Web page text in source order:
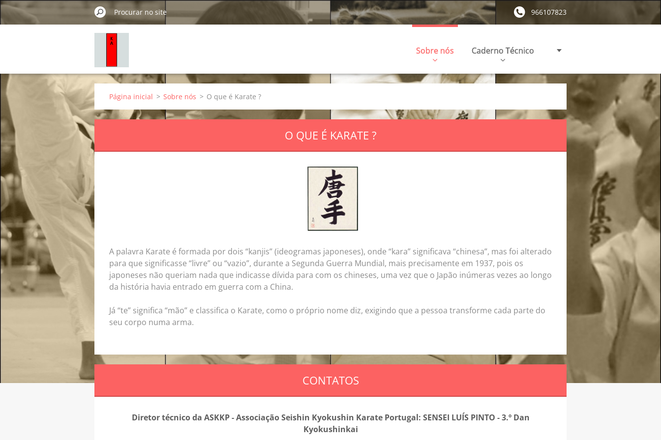
966107823
Sobre nós Caderno Técnico
Página inicial > Sobre nós > O que é Karate ?
O QUE É KARATE ?
A palavra Karate é formada por dois “kanjis” (ideogramas japoneses), onde “kara” significava “chinesa”, mas foi alterado
para que significasse “livre” ou “vazio”, durante a Segunda Guerra Mundial, mais precisamente em 1937, pois os
japoneses não queriam nada que indicasse dívida para com os chineses, uma vez que o Japão inúmeras vezes ao longo
da história havia entrado em guerra com a China.
Já “te” significa “mão” e classifica o Karate, como o próprio nome diz, exigindo que a pessoa transforme cada parte do
seu corpo numa arma.
CONTATOS
Diretor técnico da ASKKP - Associação Seishin Kyokushin Karate Portugal: SENSEI LUÍS PINTO - 3.º Dan
Kyokushinkai